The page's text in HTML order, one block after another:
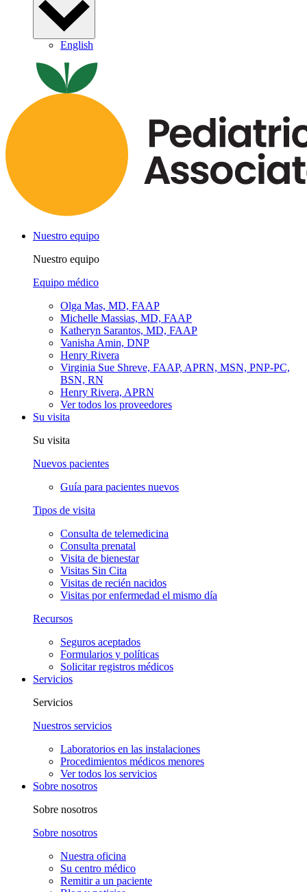
English
Nuestro equipo
Nuestro equipo
Equipo médico
Olga Mas, MD, FAAP
Michelle Massias, MD, FAAP
Katheryn Sarantos, MD, FAAP
Vanisha Amin, DNP
Henry Rivera
Virginia Sue Shreve, FAAP, APRN, MSN, PNP-PC,
BSN, RN
Henry Rivera, APRN
Ver todos los proveedores
Su visita
Su visita
Nuevos pacientes
Guía para pacientes nuevos
Tipos de visita
Consulta de telemedicina
Consulta prenatal
Visita de bienestar
Visitas Sin Cita
Visitas de recién nacidos
Visitas por enfermedad el mismo día
Recursos
Seguros aceptados
Formularios y políticas
Solicitar registros médicos
Servicios
Servicios
Nuestros servicios
Laboratorios en las instalaciones
Procedimientos médicos menores
Ver todos los servicios
Sobre nosotros
Sobre nosotros
Sobre nosotros
Nuestra oficina
Su centro médico
Remitir a un paciente